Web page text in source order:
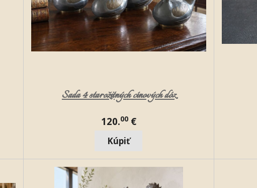
Sada 4 starožitných cínových dóz
120.00€